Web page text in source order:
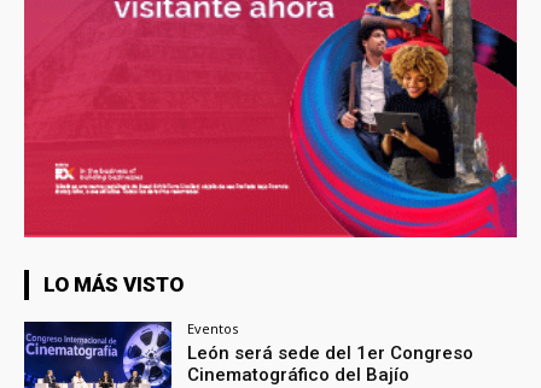
LO MÁS VISTO
Eventos
León será sede del 1er Congreso
Cinematográfico del Bajío